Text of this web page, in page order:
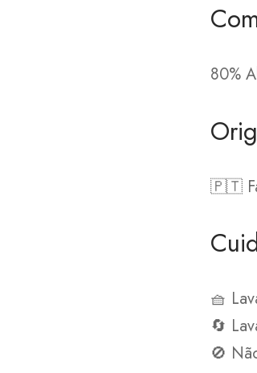
80%
🇵🇹
🧺
🔄
🚫